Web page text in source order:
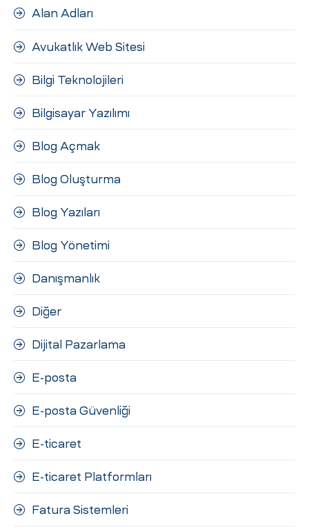
Alan Adları
Avukatlık Web Sitesi
Bilgi Teknolojileri
Bilgisayar Yazılımı
Blog Açmak
Blog Oluşturma
Blog Yazıları
Blog Yönetimi
Danışmanlık
Diğer
Dijital Pazarlama
E-posta
E-posta Güvenliği
E-ticaret
E-ticaret Platformları
Fatura Sistemleri